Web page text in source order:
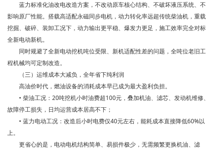
蓝力标准化油改电改造方案，不改动原车核心结构、不破坏液压系统、不
影响原厂性能。搭载高适配永磁同步电机，动力转化率远超传统柴油机，重载
挖掘、破碎、装卸工况下，动力输出更平稳、爆发力更足，施工效率完全对标
全新电动新机。
同时规避了全新电动挖机吨位受限、新机适配性差的问题，全吨位老旧工
程机械均可定制改造。
（三）运维成本大减负，全年省下纯利润
高油价时代，燃油设备的消耗成本早已成为最大盈利负担。
• 柴油工况：20吨挖机小时油费超100元，叠加机油、滤芯、发动机维修、
故障停工损失，日均运营成本居高不下；
• 蓝力电动工况：改造后小时电费仅40元左右，能耗成本直接降低60%以
上。
更省心的是，电动电机结构简单、易损件极少，无需频繁更换机油、滤